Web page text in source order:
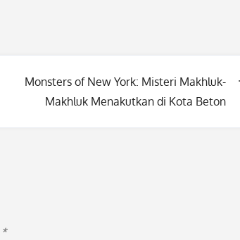
Monsters of New York: Misteri Makhluk-
Makhluk Menakutkan di Kota Beton
*